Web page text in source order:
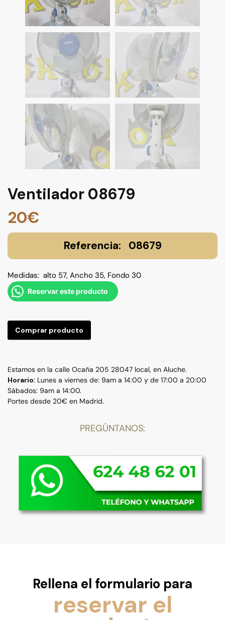
Ventilador 08679
20€
08679
Medidas: alto 57, Ancho 35, Fondo 30
Reservar este producto
Comprar producto
Estamos en la calle Ocaña 205 28047 local, en Aluche.
Horario: Lunes a viernes de: 9am a 14:00 y de 17:00 a 20:00
Sábados: 9am a 14:00.
Portes desde 20€ en Madrid.
PREGÚNTANOS:
Rellena el formulario para
reservar el